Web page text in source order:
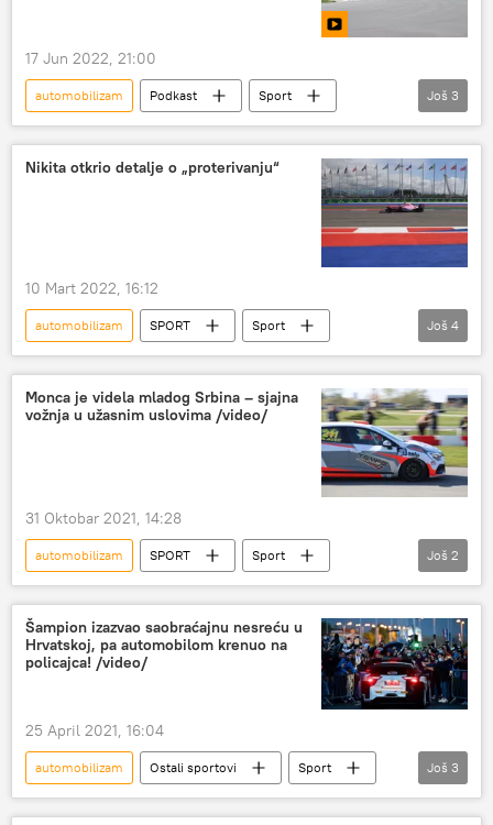
17 Jun 2022, 21:00
automobilizam Podkast
Sport
Miljanov korner
Ostali sportovi
Nikola Miljković
Još 3
Nikita otkrio detalje o „proterivanju“
10 Mart 2022, 16:12
automobilizam SPORT
Sport
Formula 1
sankcije Rusiji
Nikita Mazepin
Ostali sportovi
Još 4
Monca je videla mladog Srbina – sjajna
vožnja u užasnim uslovima /video/
31 Oktobar 2021, 14:28
automobilizam SPORT
Sport
Nikola Miljković
Ostali sportovi
Još 2
Šampion izazvao saobraćajnu nesreću u
Hrvatskoj, pa automobilom krenuo na
policajca! /video/
25 April 2021, 16:04
automobilizam Ostali sportovi
Sport
reli
saobraćajna nesreća Hrvatska
Još 3